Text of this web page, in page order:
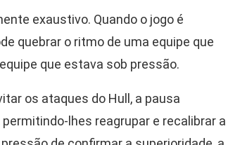
exaustivo. Quando o jogo é
quebrar o ritmo de uma equipe que
que estava sob pressão.
os ataques do Hull, a pausa
lhes reagrupar e recalibrar a